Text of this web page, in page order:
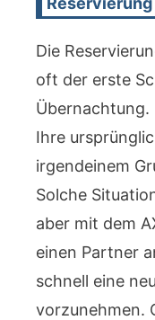
Die
oft der erste
Ihre
irgendeinem
Solche
aber mit dem
einen Partner
schnell eine
vorzunehmen.